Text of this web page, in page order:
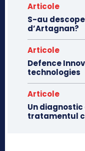
Articole
S-au
d’Artagnan?
Articole
Defence
technologies
Articole
Un
tratamentul